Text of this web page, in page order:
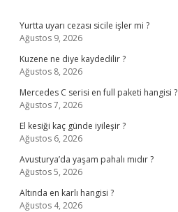
Yurtta uyarı cezası sicile işler mi ?
Ağustos 9, 2026
Kuzene ne diye kaydedilir ?
Ağustos 8, 2026
Mercedes C serisi en full paketi hangisi ?
Ağustos 7, 2026
El kesiği kaç günde iyileşir ?
Ağustos 6, 2026
Avusturya’da yaşam pahalı mıdır ?
Ağustos 5, 2026
Altında en karlı hangisi ?
Ağustos 4, 2026